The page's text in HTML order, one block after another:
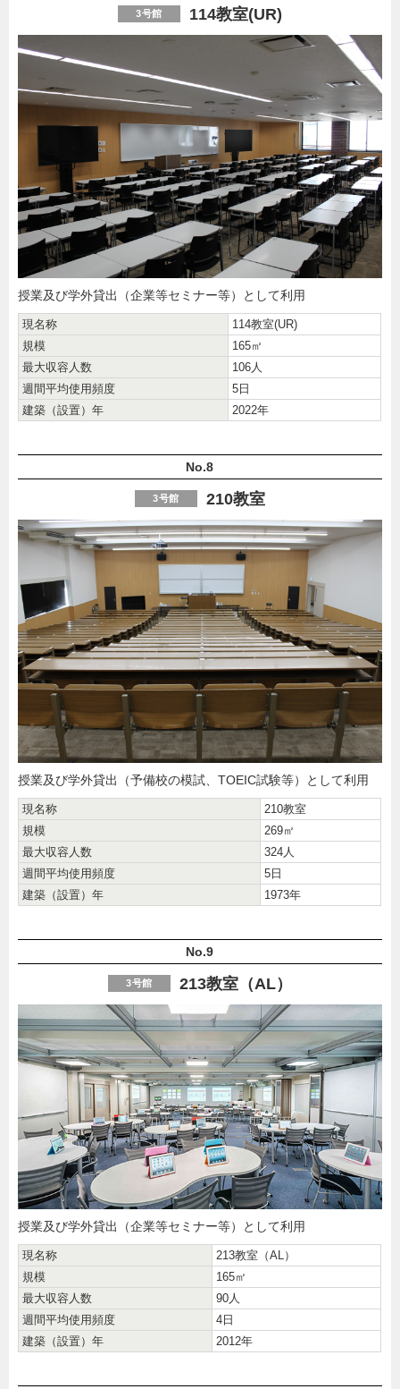
3号館 114教室(UR)
授業及び学外貸出（企業等セミナー等）として利用
現名称
114教室(UR)
規模
165㎡
最大収容人数
106人
週間平均使用頻度
5日
建築（設置）年
2022年
No.8
3号館 210教室
授業及び学外貸出（予備校の模試、TOEIC試験等）として利用
現名称
210教室
規模
269㎡
最大収容人数
324人
週間平均使用頻度
5日
建築（設置）年
1973年
No.9
3号館 213教室（AL）
授業及び学外貸出（企業等セミナー等）として利用
現名称
213教室（AL）
規模
165㎡
最大収容人数
90人
週間平均使用頻度
4日
建築（設置）年
2012年